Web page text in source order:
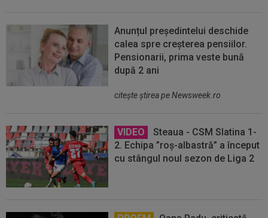
Anunțul președintelui deschide
calea spre creșterea pensiilor.
Pensionarii, prima veste bună
după 2 ani
citeşte ştirea pe Newsweek.ro
VIDEO
Steaua - CSM Slatina 1-
2. Echipa ”roș-albastră” a început
cu stângul noul sezon de Liga 2